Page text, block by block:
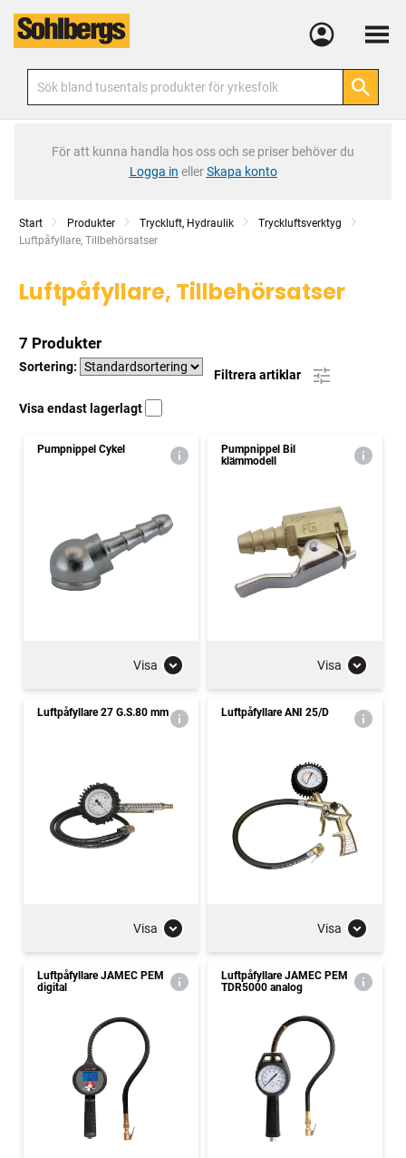
Meny
För att kunna handla hos oss och se priser behöver du
Logga in ellerSkapa konto
Start Produkter Tryckluft, Hydraulik
Tryckluftsverktyg
Current:
Luftpåfyllare, Tillbehörsatser
Luftpåfyllare, Tillbehörsatser
7 Produkter
Sortering:
Filtrera artiklar
Visa endast lagerlagt
Pumpnippel Cykel
Visa
Pumpnippel Bil
klämmodell
Visa
Luftpåfyllare 27 G.S.80 mm
Visa
Luftpåfyllare ANI 25/D
Visa
Luftpåfyllare JAMEC PEM
digital
Luftpåfyllare JAMEC PEM
TDR5000 analog